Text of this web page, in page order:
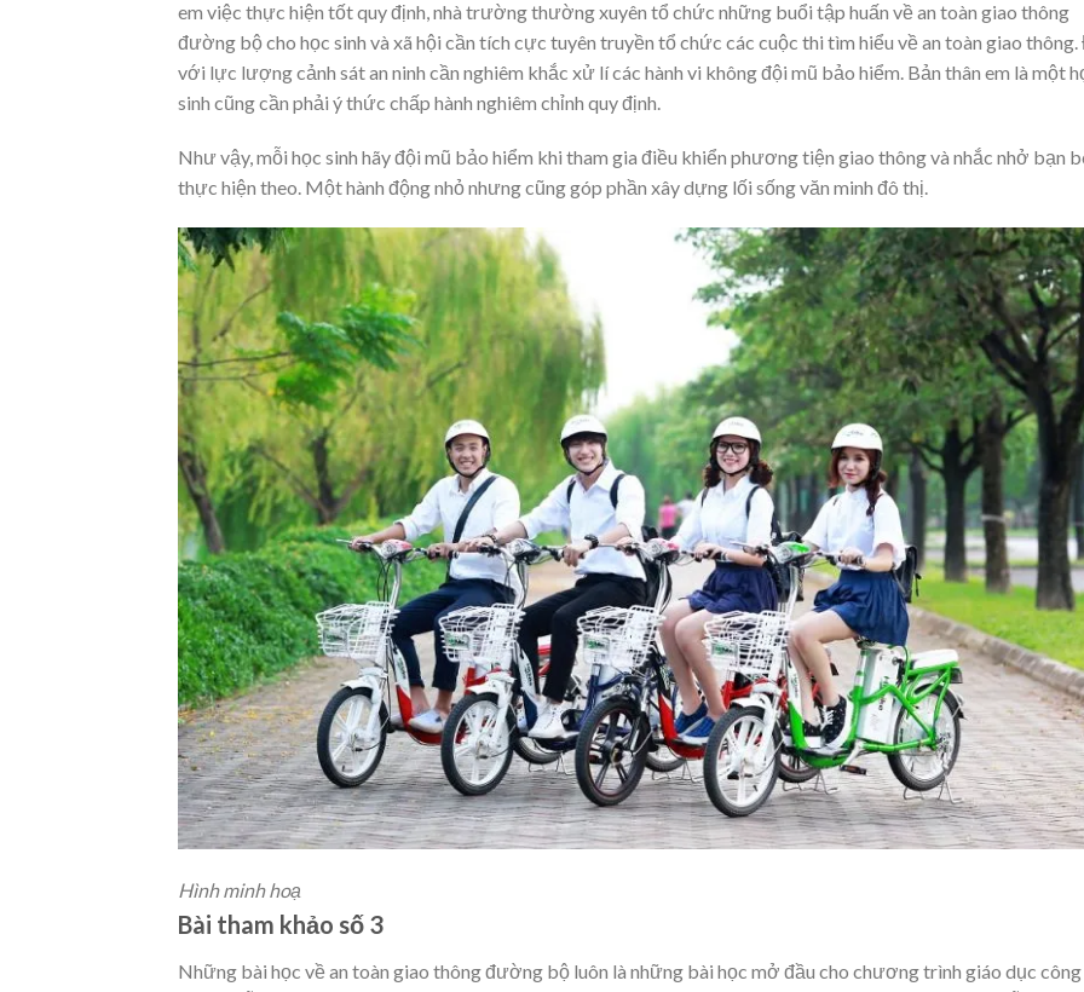
em việc thực hiện tốt quy định, nhà trường thường xuyên tổ chức những buổi tập huấn về an toàn giao thông
đường bộ cho học sinh và xã hội cần tích cực tuyên truyền tổ chức các cuộc thi tìm hiểu về an toàn giao
với lực lượng cảnh sát an ninh cần nghiêm khắc xử lí các hành vi không đội mũ bảo hiểm. Bản thân em là một
sinh cũng cần phải ý thức chấp hành nghiêm chỉnh quy định.
Như vậy, mỗi học sinh hãy đội mũ bảo hiểm khi tham gia điều khiển phương tiện giao thông và nhắc nhở bạn
thực hiện theo. Một hành động nhỏ nhưng cũng góp phần xây dựng lối sống văn minh đô thị.
Hình minh hoạ
Bài tham khảo số 3
Những bài học về an toàn giao thông đường bộ luôn là những bài học mở đầu cho chương trình giáo dục công